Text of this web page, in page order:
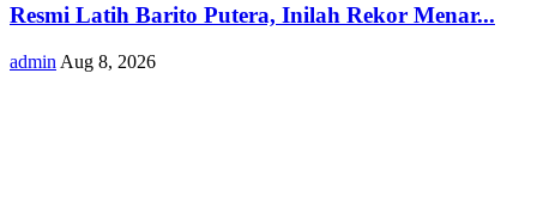
Resmi Latih Barito Putera, Inilah Rekor Menar...
admin Aug 8, 2026